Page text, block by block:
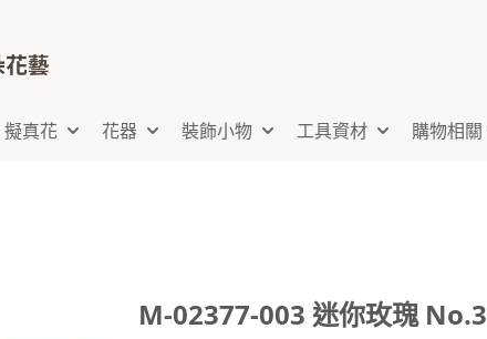
擬真花 花器 裝飾小物 工具資材 購物相關
M-02377-003 迷你玫瑰 No.3